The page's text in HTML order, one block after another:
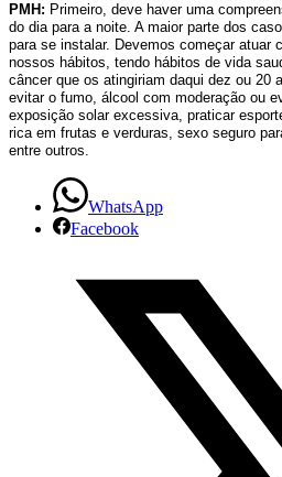
PMH: Primeiro, deve haver uma
do dia para a noite. A maior parte dos
para se instalar. Devemos começar atuar
nossos hábitos, tendo hábitos de vida
câncer que os atingiriam daqui dez ou 20
evitar o fumo, álcool com moderação ou
exposição solar excessiva, praticar
rica em frutas e verduras, sexo seguro
entre outros.
WhatsApp
Facebook